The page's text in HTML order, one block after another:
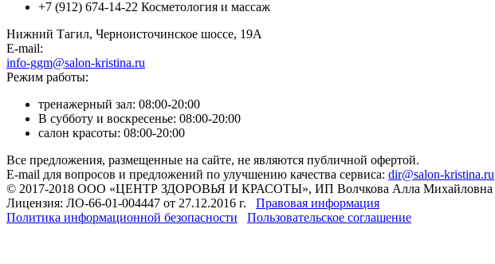
+7 (912) 674-14-22 Косметология и массаж
Нижний Тагил, Черноисточинское шоссе, 19А
E-mail:
info-ggm@salon-kristina.ru
Режим работы:
тренажерный зал: 08:00-20:00
В субботу и воскресенье: 08:00-20:00
салон красоты: 08:00-20:00
Все предложения, размещенные на сайте, не являются публичной офертой.
E-mail для вопросов и предложений по улучшению качества сервиса: dir@salon-kristina.ru
© 2017-2018 ООО «ЦЕНТР ЗДОРОВЬЯ И КРАСОТЫ», ИП Волчкова Алла Михайловна
Лицензия: ЛО-66-01-004447 от 27.12.2016 г. Правовая информация
Политика информационной безопасности
Пользовательское соглашение